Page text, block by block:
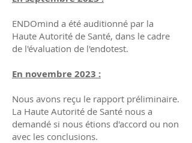
ENDOmind a été auditionné par la
Haute Autorité de Santé, dans le cadre
de l'évaluation de l'endotest.
En novembre 2023 :
Nous avons reçu le rapport préliminaire.
La Haute Autorité de Santé nous a
demandé si nous étions d'accord ou non
avec les conclusions.